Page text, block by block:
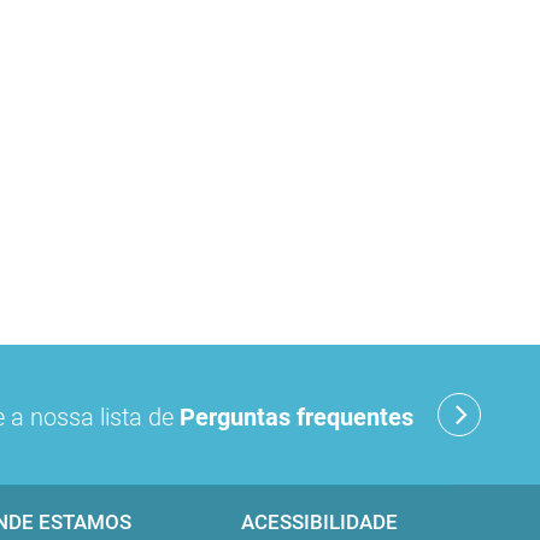
a nossa lista de Perguntas frequentes
ESTAMOS ACESSIBILIDADE